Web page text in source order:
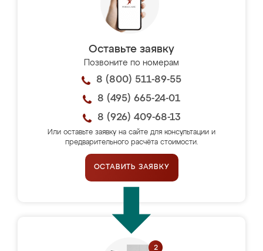
Оставьте заявку
Позвоните по номерам
8 (800) 511-89-55
8 (495) 665-24-01
8 (926) 409-68-13
Или оставьте заявку на сайте для консультации и
предварительного расчёта стоимости.
ОСТАВИТЬ ЗАЯВКУ